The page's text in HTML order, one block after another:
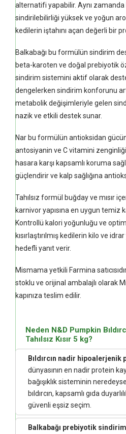
alternatifi yapabilir. Aynı zamanda
sindirilebilirliği yüksek ve yoğun
kedilerin iştahını açan değerli bir
Balkabağı bu formülün sindirim
beta-karoten ve doğal prebiyotik
sindirim sistemini aktif olarak
dengelerken sindirim konforunu
metabolik değişimleriyle gelen
nazik ve etkili destek sunar.
Nar bu formülün antioksidan
antosiyanin ve C vitamini
hasara karşı kapsamlı koruma
güçlendirir ve kalp sağlığına
Tahılsız formül buğday ve mısır
karnivor yapısına en uygun temiz
Kontrollü kalori yoğunluğu ve
kısırlaştırılmış kedilerin kilo ve
hedefli yanıt verir.
Mismama yetkili Farmina
stoklu ve orijinal ambalajlı olarak
kapınıza teslim edilir.
Neden N&D Pumpkin
Tahılsız Kısır 5 kg?
Bıldırcın nadir hipoalerjenik
dünyasının en nadir protein
bağışıklık sisteminin
bıldırcın, kapsamlı gıda
güvenli eşsiz seçim.
Balkabağı prebiyotik